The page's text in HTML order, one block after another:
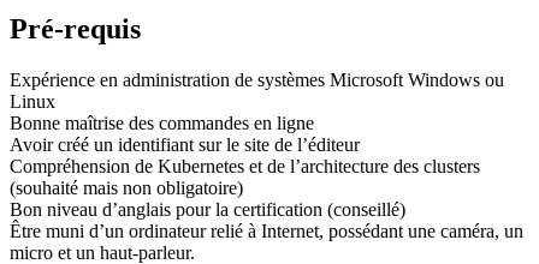
Pré-requis
Expérience en administration de systèmes Microsoft Windows ou
Linux
Bonne maîtrise des commandes en ligne
Avoir créé un identifiant sur le site de l’éditeur
Compréhension de Kubernetes et de l’architecture des clusters
(souhaité mais non obligatoire)
Bon niveau d’anglais pour la certification (conseillé)
Être muni d’un ordinateur relié à Internet, possédant une caméra, un
micro et un haut-parleur.